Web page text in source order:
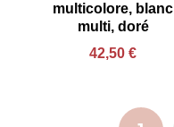
multicolore, blanc
multi, doré
42,50 €